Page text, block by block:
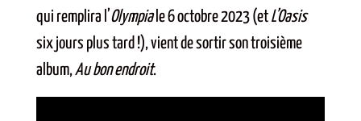
qui remplira l’Olympiale 6 octobre 2023 (et L’Oasis
six jours plus tard !), vient de sortir son troisième
album,Au bon endroit.